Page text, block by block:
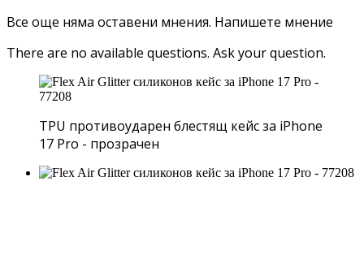
Все още няма оставени мнения. Напишете мнение
There are no available questions. Ask your question.
TPU противоударен блестящ кейс за iPhone
17 Pro - прозрачен